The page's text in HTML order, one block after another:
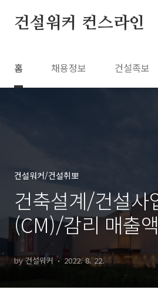
건설워커 컨스라인
홈 채용정보 건설족보
건설워커/건설취뽀
건축설계/건설사
(CM)/감리 매출
20
by 건설워커 2022. 8. 22.